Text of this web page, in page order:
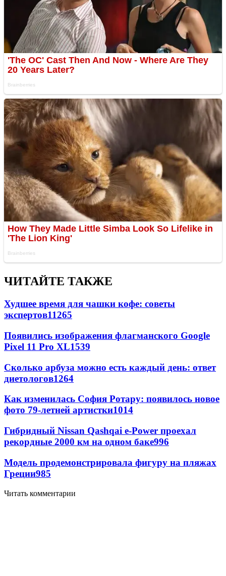
ЧИТАЙТЕ ТАКЖЕ
Худшее время для чашки кофе: советы
экспертов11265
Появились изображения флагманского Google
Pixel 11 Pro XL1539
Сколько арбуза можно есть каждый день: ответ
диетологов1264
Как изменилась София Ротару: появилось новое
фото 79-летней артистки1014
Гибридный Nissan Qashqai e-Power проехал
рекордные 2000 км на одном баке996
Модель продемонстрировала фигуру на пляжах
Греции985
Читать комментарии